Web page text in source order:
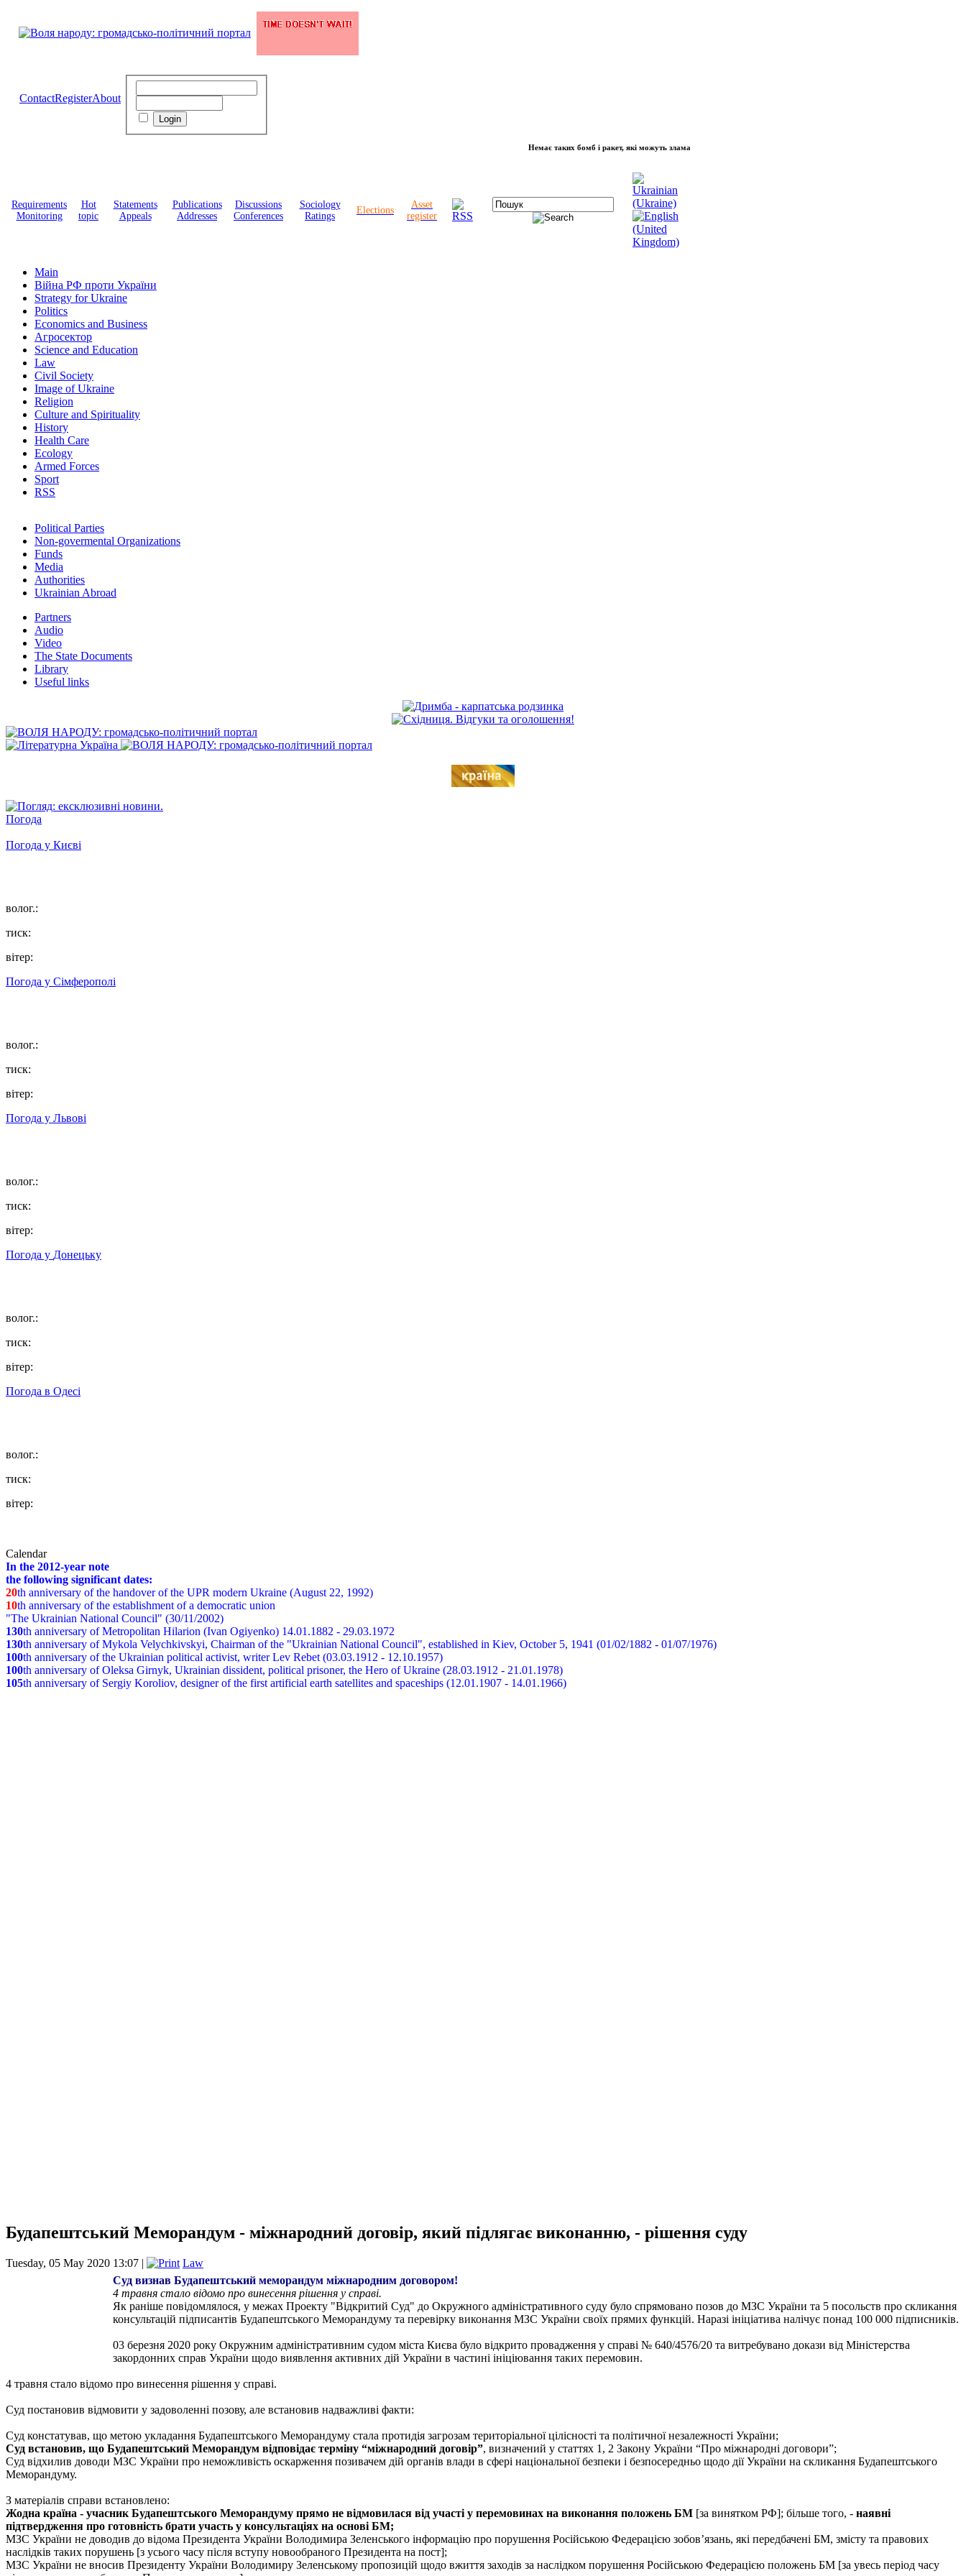
ContactRegisterAbout
Немає таких бомб і ракет, які можуть зламати волю народу, - Президент України Володимир Зеленський
Requirements
Monitoring
Hot
topic
Statements
Appeals
Publications
Addresses
Discussions
Conferences
Sociology
Ratings
Elections
Asset
register
Main
Війна РФ проти України
Strategy for Ukraine
Politics
Economics and Business
Агросектор
Science and Education
Law
Civil Society
Image of Ukraine
Religion
Culture and Spirituality
History
Health Care
Ecology
Armed Forces
Sport
RSS
Political Parties
Non-govermental Organizations
Funds
Мedia
Authorities
Ukrainian Abroad
Partners
Audio
Video
The State Documents
Library
Useful links
Погода
Погода у Києві
волог.:
тиск:
вітер:
Погода у Сімферополі
волог.:
тиск:
вітер:
Погода у Львові
волог.:
тиск:
вітер:
Погода у Донецьку
волог.:
тиск:
вітер:
Погода в Одесі
волог.:
тиск:
вітер:
Calendar
In the 2012-year note
the following significant dates:
20th anniversary of the handover of the UPR modern Ukraine (August 22, 1992)
10th anniversary of the establishment of a democratic union
"The Ukrainian National Council" (30/11/2002)
130th anniversary of Metropolitan Hilarion (Ivan Ogiyenko) 14.01.1882 - 29.03.1972
130th anniversary of Mykola Velychkivskyi, Chairman of the "Ukrainian National Council", established in Kiev, October 5, 1941 (01/02/1882 - 01/07/1976)
100th anniversary of the Ukrainian political activist, writer Lev Rebet (03.03.1912 - 12.10.1957)
100th anniversary of Oleksa Girnyk, Ukrainian dissident, political prisoner, the Hero of Ukraine (28.03.1912 - 21.01.1978)
105th anniversary of Sergiy Koroliov, designer of the first artificial earth satellites and spaceships (12.01.1907 - 14.01.1966)
Будапештський Меморандум - міжнародний договір, який підлягає виконанню, - рішення суду
Tuesday, 05 May 2020 13:07 |
Law
Cуд визнав Будапештський меморандум міжнародним договором!
4 травня стало відомо про винесення рішення у справі.
Як раніше повідомлялося, у межах Проекту "Відкритий Суд" до Окружного адміністративного суду було спрямовано позов до МЗС України та 5 посольств про скликання
консультацій підписантів Будапештського Меморандуму та перевірку виконання МЗС України своїх прямих функцій. Наразі ініціатива налічує понад 100 000 підписників.
03 березня 2020 року Окружним адміністративним судом міста Києва було відкрито провадження у справі № 640/4576/20 та витребувано докази від Міністерства
закордонних справ України щодо виявлення активних дій України в частині ініціювання таких перемовин.
4 травня стало відомо про винесення рішення у справі.
Суд постановив відмовити у задоволенні позову, але встановив надважливі факти:
Суд констатував, що метою укладання Будапештського Меморандуму стала протидія загрозам територіальної цілісності та політичної незалежності України;
Суд встановив, що Будапештський Меморандум відповідає терміну “міжнародний договір”, визначений у статтях 1, 2 Закону України “Про міжнародні договори”;
Суд відхилив доводи МЗС України про неможливість оскарження позивачем дій органів влади в сфері національної безпеки і безпосередньо щодо дії України на скликання Будапештського
Меморандуму.
З матеріалів справи встановлено:
Жодна країна - учасник Будапештського Меморандуму прямо не відмовилася від участі у перемовинах на виконання положень БМ [за винятком РФ]; більше того, - наявні
підтвердження про готовність брати участь у консультаціях на основі БМ;
МЗС України не доводив до відома Президента України Володимира Зеленського інформацію про порушення Російською Федерацією зобов’язань, які передбачені БМ, змісту та правових
наслідків таких порушень [з усього часу після вступу новообраного Президента на пост];
МЗС України не вносив Президенту України Володимиру Зеленському пропозицій щодо вжиття заходів за наслідком порушення Російською Федерацією положень БМ [за увесь період часу